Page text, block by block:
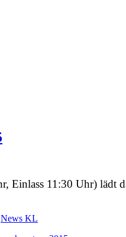
Einlass 11:30 Uhr) lädt
News KL